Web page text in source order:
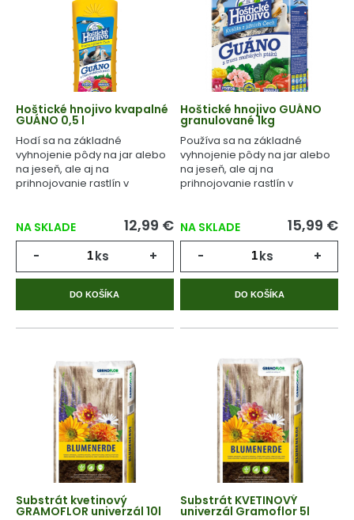
Hoštické hnojivo kvapalné
GUÁNO 0,5 l
Hodí sa na základné
vyhnojenie pôdy na jar alebo
na jeseň, ale aj na
prihnojovanie rastlín v
NA SKLADE 12,99 €
- ks +
DO KOŠÍKA
Hoštické hnojivo GUÁNO
granulované 1kg
Používa sa na základné
vyhnojenie pôdy na jar alebo
na jeseň, ale aj na
prihnojovanie rastlín v
NA SKLADE 15,99 €
- ks +
DO KOŠÍKA
Substrát kvetinový
GRAMOFLOR univerzál 10l
Substrát KVETINOVÝ
univerzál Gramoflor 5l